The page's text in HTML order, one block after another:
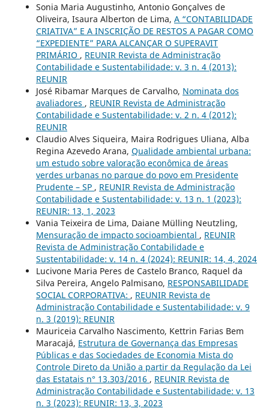
Sonia Maria Augustinho, Antonio Gonçalves de
Oliveira, Isaura Alberton de Lima, A “CONTABILIDADE
CRIATIVA” E A INSCRIÇÃO DE RESTOS A PAGAR COMO
“EXPEDIENTE” PARA ALCANÇAR O SUPERAVIT
PRIMÁRIO , REUNIR Revista de Administração
Contabilidade e Sustentabilidade: v. 3 n. 4 (2013):
REUNIR
José Ribamar Marques de Carvalho, Nominata dos
avaliadores , REUNIR Revista de Administração
Contabilidade e Sustentabilidade: v. 2 n. 4 (2012):
REUNIR
Claudio Alves Siqueira, Maira Rodrigues Uliana, Alba
Regina Azevedo Arana, Qualidade ambiental urbana:
um estudo sobre valoração econômica de áreas
verdes urbanas no parque do povo em Presidente
Prudente – SP , REUNIR Revista de Administração
Contabilidade e Sustentabilidade: v. 13 n. 1 (2023):
REUNIR: 13, 1, 2023
Vania Teixeira de Lima, Daiane Mülling Neutzling,
Mensuração de impacto socioambiental , REUNIR
Revista de Administração Contabilidade e
Sustentabilidade: v. 14 n. 4 (2024): REUNIR: 14, 4, 2024
Lucivone Maria Peres de Castelo Branco, Raquel da
Silva Pereira, Angelo Palmisano, RESPONSABILIDADE
SOCIAL CORPORATIVA: , REUNIR Revista de
Administração Contabilidade e Sustentabilidade: v. 9
n. 3 (2019): REUNIR
Mauriceia Carvalho Nascimento, Kettrin Farias Bem
Maracajá, Estrutura de Governança das Empresas
Públicas e das Sociedades de Economia Mista do
Controle Direto da União a partir da Regulação da Lei
das Estatais n° 13.303/2016 , REUNIR Revista de
Administração Contabilidade e Sustentabilidade: v. 13
n. 3 (2023): REUNIR: 13, 3, 2023